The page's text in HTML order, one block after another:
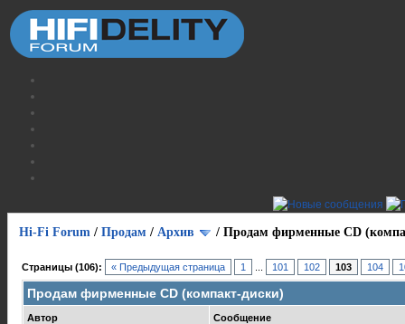
Hi-Fi Forum / Продам / Архив / Продам фирменные CD
Страницы (106): « Предыдущая страница 1 101 102 103 104
Продам фирменные CD (компакт-диски)
Автор Сообщение